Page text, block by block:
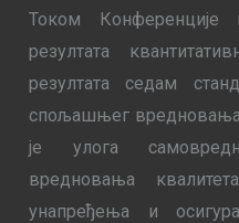
Током Конференције
резултата
резултата седам
спољашњег вредновања
је улога
вредновања
унапређења и